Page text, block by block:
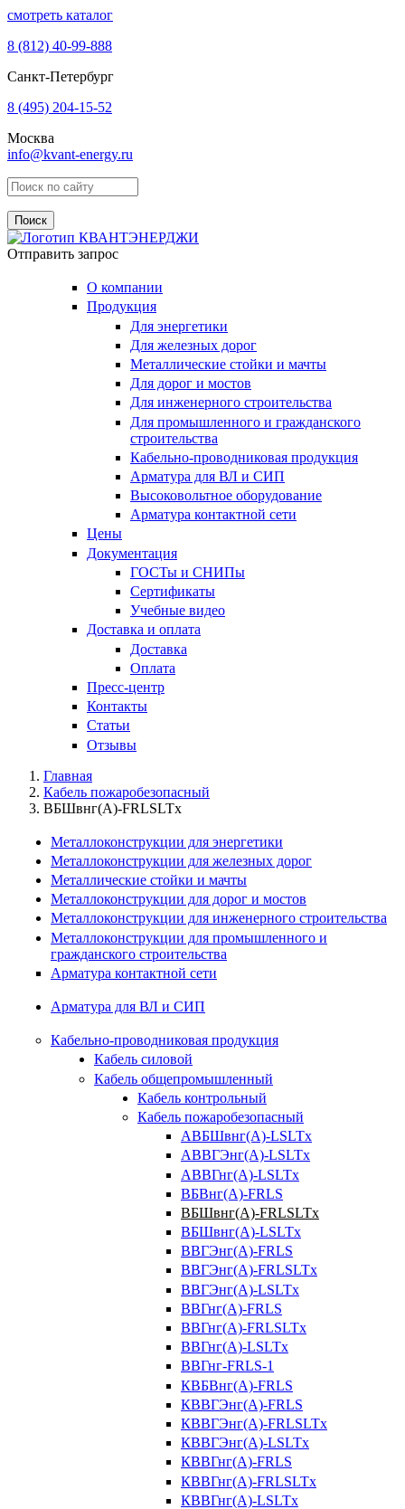
смотреть каталог
8 (812) 40-99-888
Санкт-Петербург
8 (495) 204-15-52
Москва
info@kvant-energy.ru
Поиск по сайту
Отправить запрос
О компании
Продукция
Для энергетики
Для железных дорог
Металлические стойки и мачты
Для дорог и мостов
Для инженерного строительства
Для промышленного и гражданского
строительства
Кабельно-проводниковая продукция
Арматура для ВЛ и СИП
Высоковольтное оборудование
Арматура контактной сети
Цены
Документация
ГОСТы и СНИПы
Сертификаты
Учебные видео
Доставка и оплата
Доставка
Оплата
Пресс-центр
Контакты
Статьи
Отзывы
Главная
Кабель пожаробезопасный
ВБШвнг(А)-FRLSLTx
Металлоконструкции для энергетики
Металлоконструкции для железных дорог
Металлические стойки и мачты
Металлоконструкции для дорог и мостов
Металлоконструкции для инженерного строительства
Металлоконструкции для промышленного и
гражданского строительства
Арматура контактной сети
Арматура для ВЛ и СИП
Кабельно-проводниковая продукция
Кабель силовой
Кабель общепромышленный
Кабель контрольный
Кабель пожаробезопасный
АВБШвнг(А)-LSLTx
АВВГЭнг(А)-LSLTx
АВВГнг(А)-LSLTx
ВБВнг(А)-FRLS
ВБШвнг(А)-FRLSLTx
ВБШвнг(А)-LSLTx
ВВГЭнг(А)-FRLS
ВВГЭнг(А)-FRLSLTx
ВВГЭнг(А)-LSLTx
ВВГнг(А)-FRLS
ВВГнг(А)-FRLSLTx
ВВГнг(А)-LSLTx
ВВГнг-FRLS-1
КВБВнг(А)-FRLS
КВВГЭнг(А)-FRLS
КВВГЭнг(А)-FRLSLTx
КВВГЭнг(А)-LSLTx
КВВГнг(А)-FRLS
КВВГнг(А)-FRLSLTx
КВВГнг(А)-LSLTx